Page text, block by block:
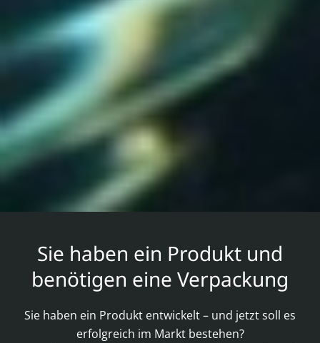
Sie haben ein Produkt und
benötigen eine Verpackung
Sie haben ein Produkt entwickelt – und jetzt soll es
erfolgreich im Markt bestehen?